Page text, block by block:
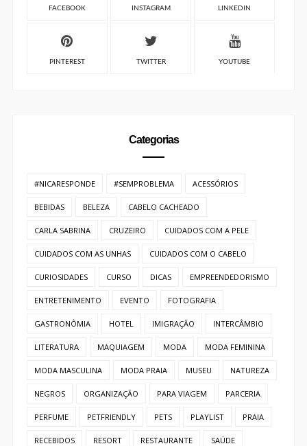
FACEBOOK INSTAGRAM LINKEDIN
PINTEREST TWITTER YOUTUBE
Categorias
#NICARESPONDE #SEMPROBLEMA ACESSÓRIOS
BEBIDAS BELEZA CABELO CACHEADO
CARLA SABRINA CRUZEIRO CUIDADOS COM A PELE
CUIDADOS COM AS UNHAS CUIDADOS COM O CABELO
CURIOSIDADES CURSO DICAS EMPREENDEDORISMO
ENTRETENIMENTO EVENTO FOTOGRAFIA
GASTRONÔMIA HOTEL IMIGRAÇÃO INTERCÂMBIO
LITERATURA MAQUIAGEM MODA MODA FEMININA
MODA MASCULINA MODA PRAIA MUSEU NATUREZA
NEGROS ORGANIZAÇÃO PARA VIAGEM PARCERIA
PERFUME PETFRIENDLY PETS PLAYLIST PRAIA
RECEBIDOS RESORT RESTAURANTE SAÚDE